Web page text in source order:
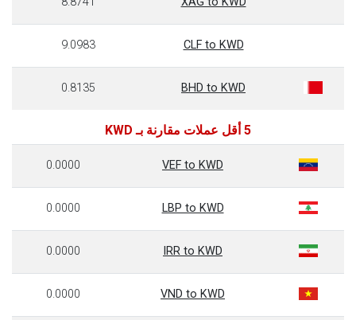
CLF to KWD
9.0983
BHD to KWD
0.8135
5 أقل عملات مقارنة بـ KWD
VEF to KWD
0.0000
LBP to KWD
0.0000
IRR to KWD
0.0000
VND to KWD
0.0000